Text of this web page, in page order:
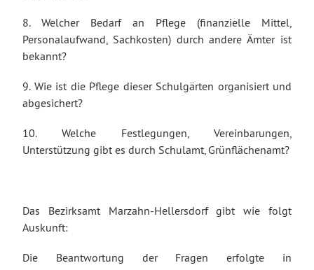
8. Welcher Bedarf an Pflege (finanzielle Mittel,
Personalaufwand, Sachkosten) durch andere Ämter ist
bekannt?
9. Wie ist die Pflege dieser Schulgärten organisiert und
abgesichert?
10. Welche Festlegungen, Vereinbarungen,
Unterstützung gibt es durch Schulamt, Grünflächenamt?
Das Bezirksamt Marzahn-Hellersdorf gibt wie folgt
Auskunft:
Die Beantwortung der Fragen erfolgte in